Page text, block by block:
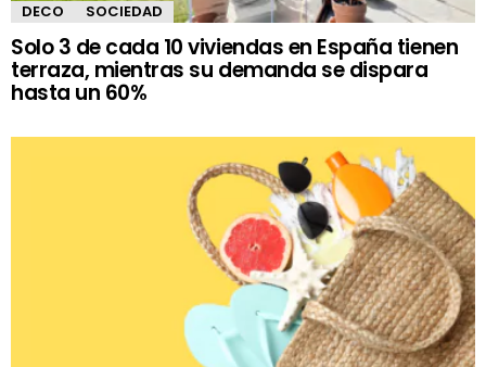
DECO SOCIEDAD
Solo 3 de cada 10 viviendas en España tienen
terraza, mientras su demanda se dispara
hasta un 60%